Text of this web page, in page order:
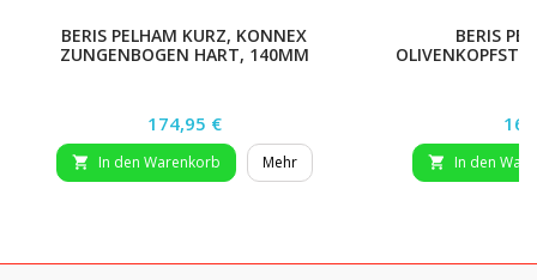
BERIS PELHAM KURZ, KONNEX
ZUNGENBOGEN HART, 140MM
Preis
174,95 €
 In den Warenkorb Mehr
BERIS
 In den